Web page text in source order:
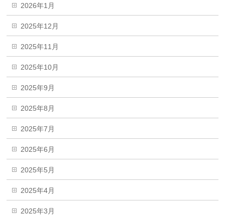
2026年1月
2025年12月
2025年11月
2025年10月
2025年9月
2025年8月
2025年7月
2025年6月
2025年5月
2025年4月
2025年3月